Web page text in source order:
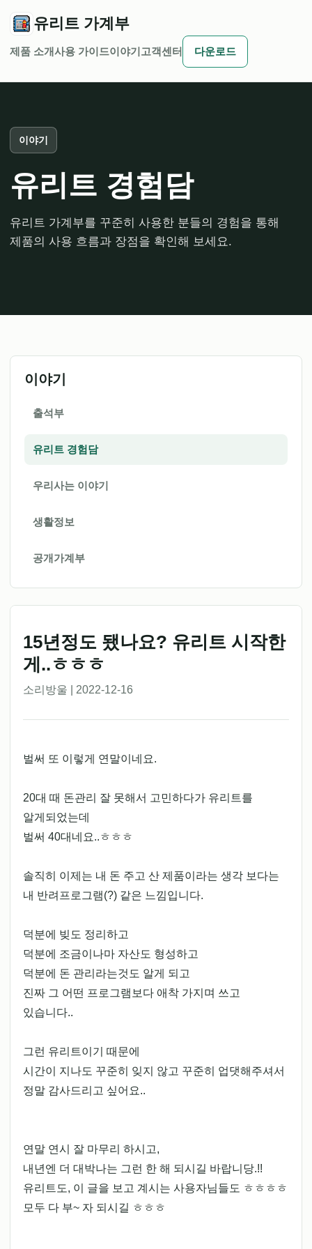
유리트 가계부
제품 소개사용 가이드이야기 고객센터 다운로드
이야기
유리트 경험담
유리트 가계부를 꾸준히 사용한 분들의 경험을 통해
제품의 사용 흐름과 장점을 확인해 보세요.
이야기
출석부
유리트 경험담
우리사는 이야기
생활정보
공개가계부
15년정도 됐나요? 유리트 시작한
게..ㅎㅎㅎ
소리방울 | 2022-12-16
벌써 또 이렇게 연말이네요.
20대 때 돈관리 잘 못해서 고민하다가 유리트를
알게되었는데
벌써 40대네요..ㅎㅎㅎ
솔직히 이제는 내 돈 주고 산 제품이라는 생각 보다는
내 반려프로그램(?) 같은 느낌입니다.
덕분에 빚도 정리하고
덕분에 조금이나마 자산도 형성하고
덕분에 돈 관리라는것도 알게 되고
진짜 그 어떤 프로그램보다 애착 가지며 쓰고
있습니다..
그런 유리트이기 때문에
시간이 지나도 꾸준히 잊지 않고 꾸준히 업댓해주셔서
정말 감사드리고 싶어요..
연말 연시 잘 마무리 하시고,
내년엔 더 대박나는 그런 한 해 되시길 바랍니당.!!
유리트도, 이 글을 보고 계시는 사용자님들도 ㅎㅎㅎㅎ
모두 다 부~ 자 되시길 ㅎㅎㅎ